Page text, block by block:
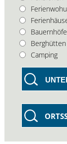
Bauernhöfe
Camping